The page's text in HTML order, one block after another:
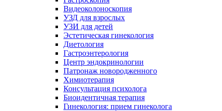
Видеоколоноскопия
УЗД для взрослых
УЗИ для детей
Эстетическая гинекология
Диетология
Гастроэнтерология
Центр эндокринологии
Патронаж новородженного
Химиотерапия
Консультация психолога
Биоидентичная терапия
Гинекология: прием гинеколога